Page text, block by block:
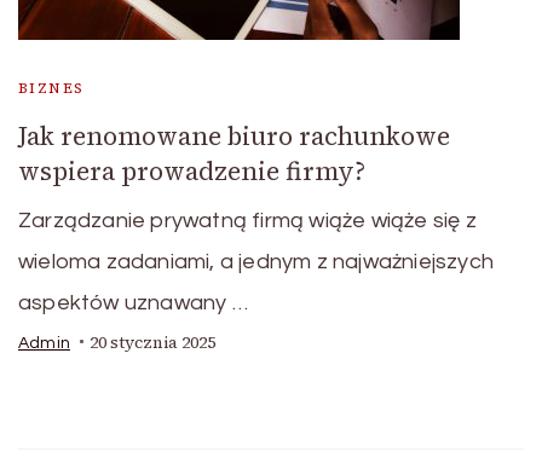
BIZNES
Jak renomowane biuro rachunkowe
wspiera prowadzenie firmy?
Zarządzanie prywatną firmą wiąże wiąże się z
wieloma zadaniami, a jednym z najważniejszych
aspektów uznawany …
Admin 20 stycznia 2025